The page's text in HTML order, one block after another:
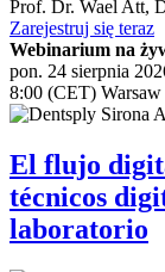
Prof. Dr. Wael Att,
Zarejestruj się teraz
Webinarium na
pon. 24 sierpnia
8:00 (CET) Warsaw
El flujo
técnicos
laboratorio